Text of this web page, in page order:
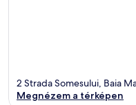
2 Strada Somesului, Baia
Megnézem a térképen